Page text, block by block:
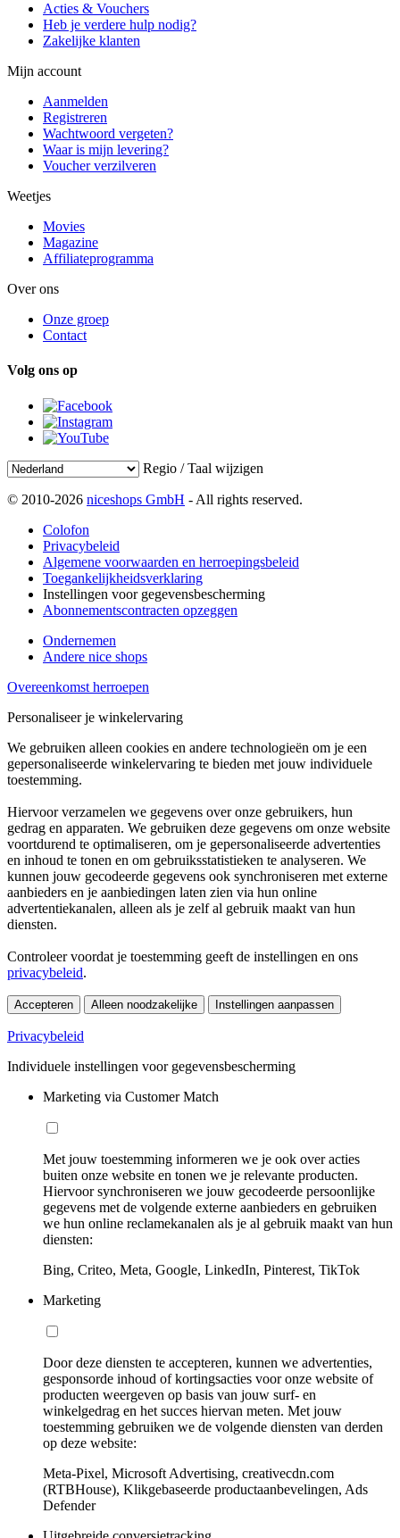
Acties & Vouchers
Heb je verdere hulp nodig?
Zakelijke klanten
Mijn account
Aanmelden
Registreren
Wachtwoord vergeten?
Waar is mijn levering?
Voucher verzilveren
Weetjes
Movies
Magazine
Affiliateprogramma
Over ons
Onze groep
Contact
Volg ons op
Regio / Taal wijzigen
© 2010-2026 niceshops GmbH - All rights reserved.
Colofon
Privacybeleid
Algemene voorwaarden en herroepingsbeleid
Toegankelijkheidsverklaring
Instellingen voor gegevensbescherming
Abonnementscontracten opzeggen
Ondernemen
Andere nice shops
Overeenkomst herroepen
Personaliseer je winkelervaring
We gebruiken alleen cookies en andere technologieën om je een
gepersonaliseerde winkelervaring te bieden met jouw individuele
toestemming.
Hiervoor verzamelen we gegevens over onze gebruikers, hun
gedrag en apparaten. We gebruiken deze gegevens om onze website
voortdurend te optimaliseren, om je gepersonaliseerde advertenties
en inhoud te tonen en om gebruiksstatistieken te analyseren. We
kunnen jouw gecodeerde gegevens ook synchroniseren met externe
aanbieders en je aanbiedingen laten zien via hun online
advertentiekanalen, alleen als je zelf al gebruik maakt van hun
diensten.
Controleer voordat je toestemming geeft de instellingen en ons
privacybeleid.
Accepteren Alleen noodzakelijke Instellingen aanpassen
Privacybeleid
Individuele instellingen voor gegevensbescherming
Marketing via Customer Match
Met jouw toestemming informeren we je ook over acties
buiten onze website en tonen we je relevante producten.
Hiervoor synchroniseren we jouw gecodeerde persoonlijke
gegevens met de volgende externe aanbieders en gebruiken
we hun online reclamekanalen als je al gebruik maakt van hun
diensten:
Bing, Criteo, Meta, Google, LinkedIn, Pinterest, TikTok
Marketing
Door deze diensten te accepteren, kunnen we advertenties,
gesponsorde inhoud of kortingsacties voor onze website of
producten weergeven op basis van jouw surf- en
winkelgedrag en het succes hiervan meten. Met jouw
toestemming gebruiken we de volgende diensten van derden
op deze website:
Meta-Pixel, Microsoft Advertising, creativecdn.com
(RTBHouse), Klikgebaseerde productaanbevelingen, Ads
Defender